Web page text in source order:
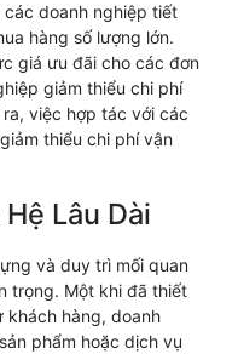
các doanh nghiệp tiết
hàng số lượng lớn.
giá ưu đãi cho các đơn
giảm thiểu chi phí
việc hợp tác với các
thiểu chi phí vận
Lâu Dài
và duy trì mối quan
trọng. Một khi đã thiết
khách hàng, doanh
phẩm hoặc dịch vụ